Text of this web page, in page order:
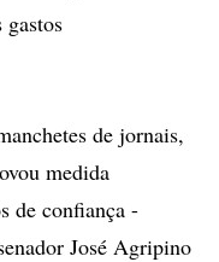
de jornais,
medida
de confiança -
José Agripino